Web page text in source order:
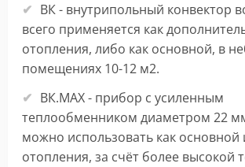
ВК - внутрипольный конвектор
всего применяется как
отопления, либо как основной, в
помещениях 10-12 м2.
ВК.МАХ - прибор с усиленным
теплообменником диаметром 22
можно использовать как основной
отопления, за счёт более высокой